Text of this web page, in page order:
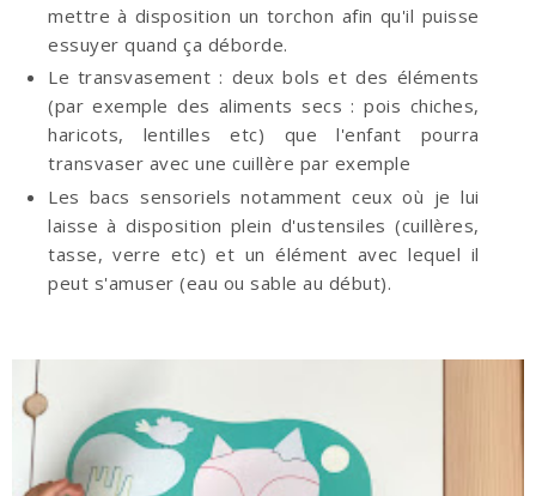
mettre à disposition un torchon afin qu'il puisse
essuyer quand ça déborde.
Le transvasement : deux bols et des éléments
(par exemple des aliments secs : pois chiches,
haricots, lentilles etc) que l'enfant pourra
transvaser avec une cuillère par exemple
Les bacs sensoriels notamment ceux où je lui
laisse à disposition plein d'ustensiles (cuillères,
tasse, verre etc) et un élément avec lequel il
peut s'amuser (eau ou sable au début).